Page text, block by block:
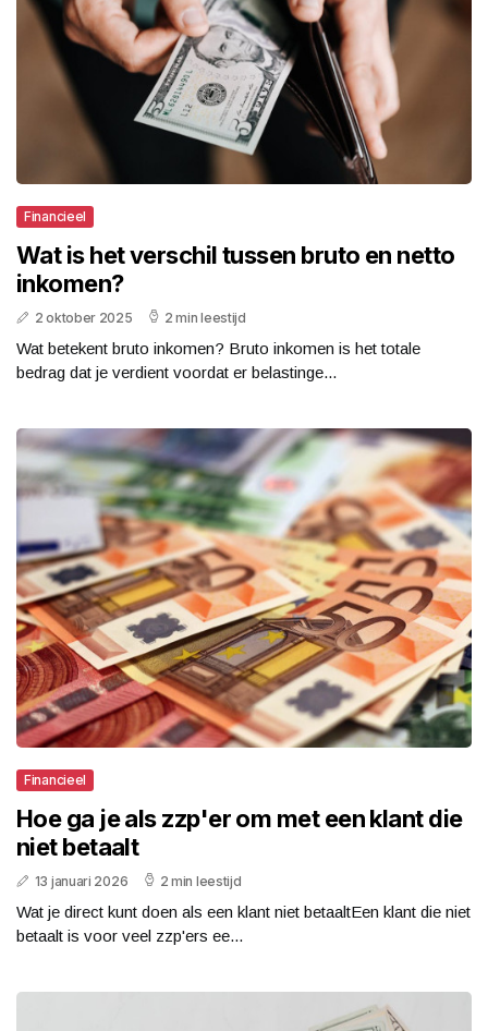
Financieel
Wat is het verschil tussen bruto en netto
inkomen?
2 oktober 2025 2 min leestijd
Wat betekent bruto inkomen? Bruto inkomen is het totale
bedrag dat je verdient voordat er belastinge...
Financieel
Hoe ga je als zzp'er om met een klant die
niet betaalt
13 januari 2026 2 min leestijd
Wat je direct kunt doen als een klant niet betaaltEen klant die niet
betaalt is voor veel zzp'ers ee...